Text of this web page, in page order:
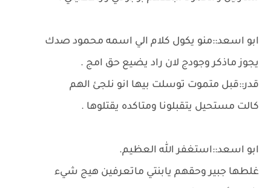
ابو اسعد::منو يكول كلام الي اسمه محمود صدك
يجوز ماذكر وجودج لان راد يضيع حق امج .
قدر::قبل متموت توسلت بيها انو نلجئ الهم
كالت مستحيل يتقبلونا ومتاكده يقتلوها .
ابو اسعد::استغفر الله العظيم.
غلطها جبير وحقهم يابنتي ماتعرفين هيج شيء